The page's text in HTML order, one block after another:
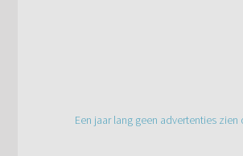
Een jaar lang geen advertenties zien